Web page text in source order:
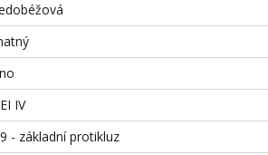
IV
- základní protikluz